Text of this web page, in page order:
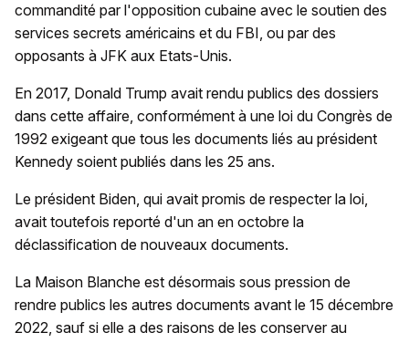
commandité par l'opposition cubaine avec le soutien des
services secrets américains et du FBI, ou par des
opposants à JFK aux Etats-Unis.
En 2017, Donald Trump avait rendu publics des dossiers
dans cette affaire, conformément à une loi du Congrès de
1992 exigeant que tous les documents liés au président
Kennedy soient publiés dans les 25 ans.
Le président Biden, qui avait promis de respecter la loi,
avait toutefois reporté d'un an en octobre la
déclassification de nouveaux documents.
La Maison Blanche est désormais sous pression de
rendre publics les autres documents avant le 15 décembre
2022, sauf si elle a des raisons de les conserver au